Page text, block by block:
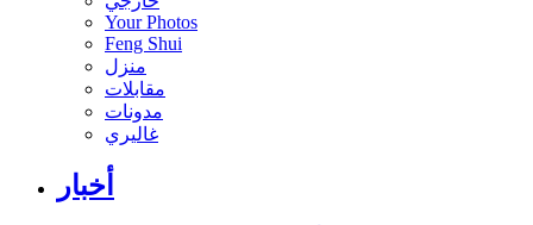
Your Photos
Feng Shui
منزل
مقابلات
مدونات
غاليري
أخبار